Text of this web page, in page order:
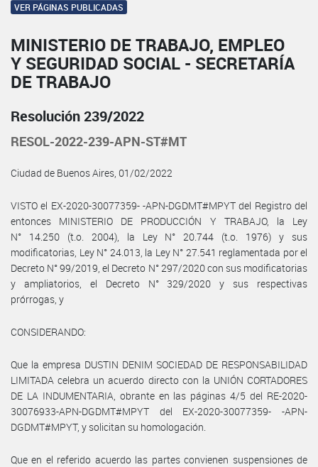
VER PÁGINAS PUBLICADAS
MINISTERIO DE TRABAJO, EMPLEO
Y SEGURIDAD SOCIAL - SECRETARÍA
DE TRABAJO
Resolución 239/2022
RESOL-2022-239-APN-ST#MT
Ciudad de Buenos Aires, 01/02/2022
VISTO el EX-2020-30077359- -APN-DGDMT#MPYT del Registro del
entonces MINISTERIO DE PRODUCCIÓN Y TRABAJO, la Ley
N° 14.250 (t.o. 2004), la Ley N° 20.744 (t.o. 1976) y sus
modificatorias, Ley N° 24.013, la Ley N° 27.541 reglamentada por el
Decreto N° 99/2019, el Decreto N° 297/2020 con sus modificatorias
y ampliatorios, el Decreto N° 329/2020 y sus respectivas
prórrogas, y
CONSIDERANDO:
Que la empresa DUSTIN DENIM SOCIEDAD DE RESPONSABILIDAD
LIMITADA celebra un acuerdo directo con la UNIÓN CORTADORES
DE LA INDUMENTARIA, obrante en las páginas 4/5 del RE-2020-
30076933-APN-DGDMT#MPYT del EX-2020-30077359- -APN-
DGDMT#MPYT, y solicitan su homologación.
Que en el referido acuerdo las partes convienen suspensiones de